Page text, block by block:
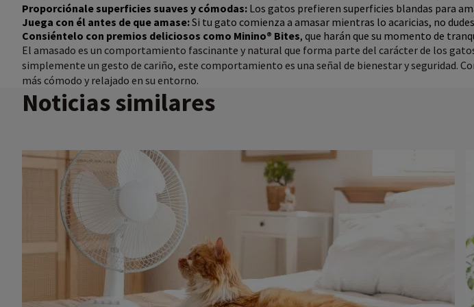
Proporciónale superficies suaves y cómodas: Los gatos prefieren superficies blandas para
Juega con él antes de que amase:Si tu gato comienza a amasar mientras lo acaricias, no
Consiéntelo con premios deliciosos como Minino® Bites, que harán que su momento de
El amasado es un comportamiento fascinante y natural que forma parte del carácter de los
simplemente un gesto de cariño, este comportamiento es una señal de bienestar y seguridad.
más cómodo y relajado en su entorno.
Noticias similares